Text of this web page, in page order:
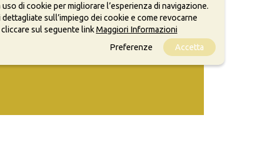
uso di cookie per migliorare l’esperienza di navigazione.
sull’impiego dei cookie e come revocarne
sul seguente linkMaggiori Informazioni
Preferenze
Accetta